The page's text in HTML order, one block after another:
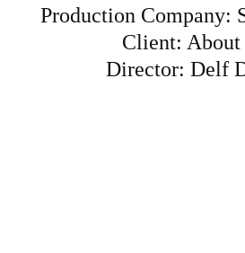
Production Company:
Client: About
Director: Delf